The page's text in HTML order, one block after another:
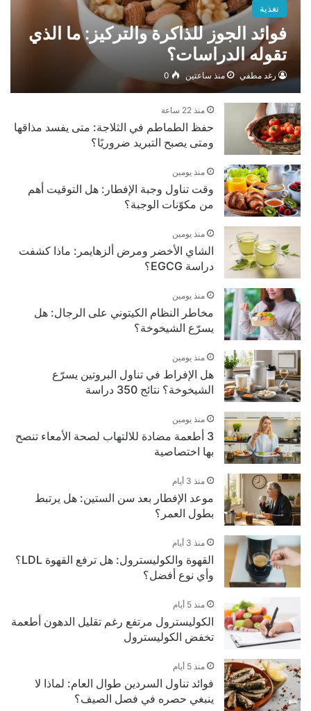
تغذية
فوائد الجوز للذاكرة والتركيز: ما الذي
تقوله الدراسات؟
رغد مطفي منذ ساعتين 0
منذ 22 ساعة
حفظ الطماطم في الثلاجة: متى يفسد مذاقها
ومتى يصبح التبريد ضروريًا؟
منذ يومين
وقت تناول وجبة الإفطار: هل التوقيت أهم
من مكوّنات الوجبة؟
منذ يومين
الشاي الأخضر ومرض ألزهايمر: ماذا كشفت
دراسة EGCG؟
منذ يومين
مخاطر النظام الكيتوني على الرجال: هل
يسرّع الشيخوخة؟
منذ يومين
هل الإفراط في تناول البروتين يسرّع
الشيخوخة؟ نتائج 350 دراسة
منذ يومين
3 أطعمة مضادة للالتهاب لصحة الأمعاء تنصح
بها اختصاصية
منذ 3 أيام
موعد الإفطار بعد سن الستين: هل يرتبط
بطول العمر؟
منذ 3 أيام
القهوة والكوليسترول: هل ترفع القهوة LDL؟
وأي نوع أفضل؟
منذ 5 أيام
الكوليسترول مرتفع رغم تقليل الدهون أطعمة
تخفض الكوليسترول
منذ 5 أيام
فوائد تناول السردين طوال العام: لماذا لا
ينبغي حصره في فصل الصيف؟